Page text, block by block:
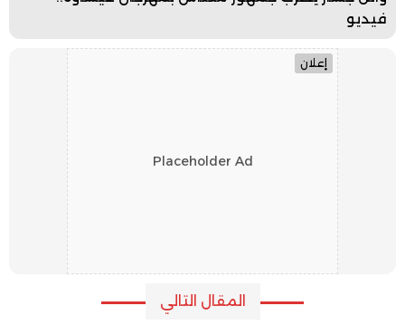
فيديو
إعلان
Placeholder Ad
المقال التالي